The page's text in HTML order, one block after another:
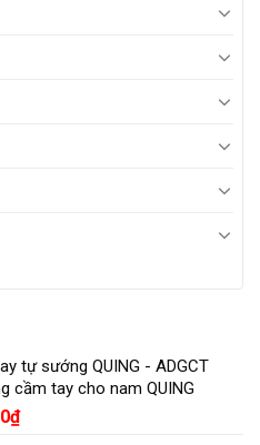
tự sướng QUING - ADGCT
cầm tay cho nam QUING
₫